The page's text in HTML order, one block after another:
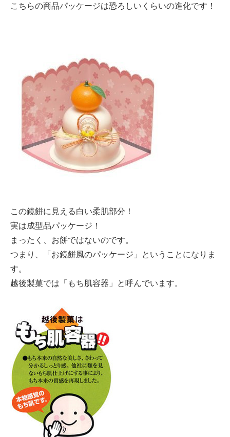
こちらの商品パッケージは恐ろしいくらいの進化です！
この鏡餅に見える白い柔肌部分！
実は成型品パッケージ！
まったく、お餅ではないのです。
つまり、「お鏡餅風のパッケージ」ということになりま
す。
越後製菓では「もち肌容器」と呼んでいます。